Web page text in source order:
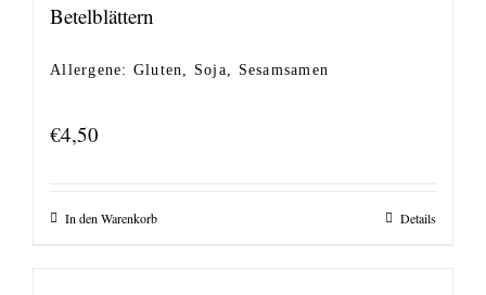
Betelblättern
Allergene: Gluten, Soja, Sesamsamen
€4,50
In den Warenkorb Details